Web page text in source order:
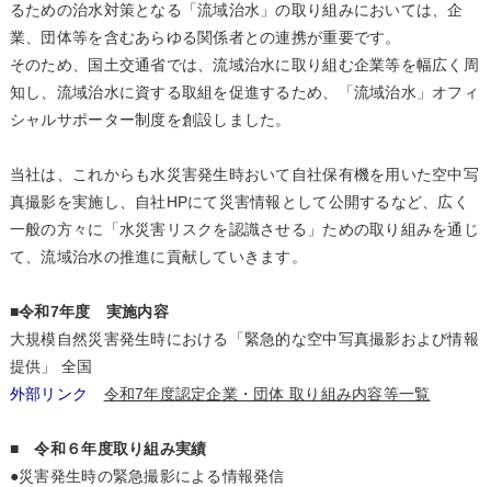
るための治水対策となる「流域治水」の取り組みにおいては、企
業、団体等を含むあらゆる関係者との連携が重要です。
そのため、国土交通省では、流域治水に取り組む企業等を幅広く周
知し、流域治水に資する取組を促進するため、「流域治水」オフィ
シャルサポーター制度を創設しました。
当社は、これからも水災害発生時おいて自社保有機を用いた空中写
真撮影を実施し、自社HPにて災害情報として公開するなど、広く
一般の方々に「水災害リスクを認識させる」ための取り組みを通じ
て、流域治水の推進に貢献していきます。
■令和7年度 実施内容
大規模自然災害発生時における「緊急的な空中写真撮影および情報
提供」 全国
外部リンク 令和7年度認定企業・団体 取り組み内容等一覧
■ 令和６年度取り組み実績
●災害発生時の緊急撮影による情報発信